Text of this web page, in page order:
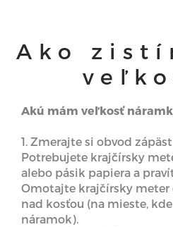
Ako
Akú mám veľkosť
1. Zmerajte si obvod
Potrebujete krajčírsky
alebo pásik papiera a
Omotajte krajčírsky meter
nad kosťou (na mieste,
náramok).